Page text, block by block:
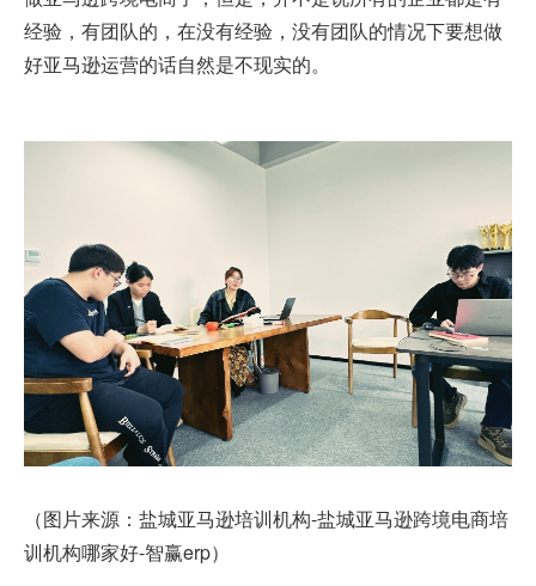
经验，有团队的，在没有经验，没有团队的情况下要想做
好亚马逊运营的话自然是不现实的。
（图片来源：盐城亚马逊培训机构-盐城亚马逊跨境电商培
训机构哪家好-智赢erp）